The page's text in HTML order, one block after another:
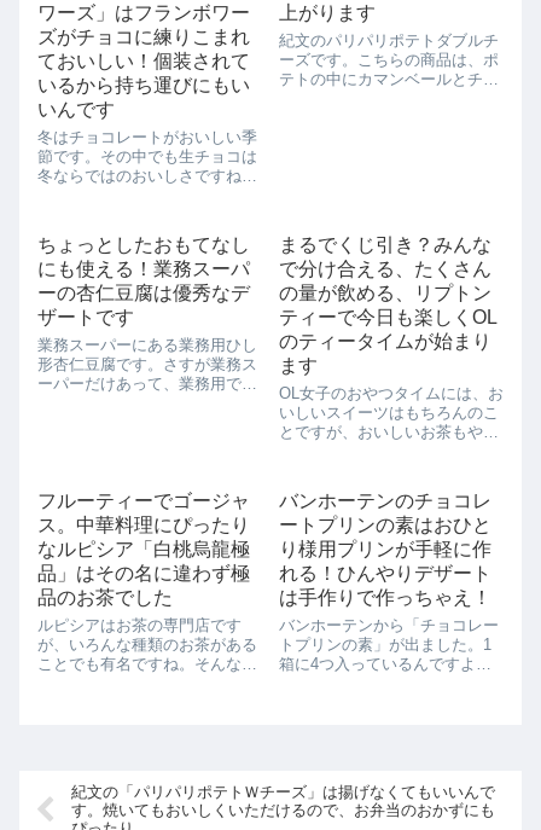
ワーズ」はフランボワー
ズがチョコに練りこまれ
ておいしい！個装されて
いるから持ち運びにもい
いんです
冬はチョコレートがおいしい季
節です。その中でも生チョコは
冬ならではのおいしさですね。
ーズ」をローソンで買ってみま
した。見てください！箱がこん
な感じに引き出せるようになっ
ているんです。ち...
上がります
紀文のパリパリポテトダブルチ
ーズです。こちらの商品は、ポ
テトの中にカマンベールとチェ
ちょっとしたおもてなし
にも使える！業務スーパ
ーの杏仁豆腐は優秀なデ
ザートです
業務スーパーにある業務用ひし
形杏仁豆腐です。さすが業務ス
ーパーだけあって、業務用です
いだけという誰で...
まるでくじ引き？みんな
で分け合える、たくさん
の量が飲める、リプトン
ティーで今日も楽しくOL
のティータイムが始まり
ます
OL女子のおやつタイムには、お
いしいスイーツはもちろんのこ
とですが、おいしいお茶もやっ
つけてしまいました。横から見
た図。上から見た図。ここから
わかるようにほぼ正方形なんで
す。もうこの缶...
フルーティーでゴージャ
ス。中華料理にぴったり
なルピシア「白桃烏龍極
品」はその名に違わず極
品のお茶でした
ルピシアはお茶の専門店です
が、いろんな種類のお茶がある
ことでも有名ですね。そんなル
術館でオリジナルテ...
バンホーテンのチョコレ
ートプリンの素はおひと
り様用プリンが手軽に作
れる！ひんやりデザート
は手作りで作っちゃえ！
バンホーテンから「チョコレー
トプリンの素」が出ました。1
箱に4つ入っているんですよ。
るのでおひとり様の...
紀文の「パリパリポテトＷチーズ」は揚げなくてもいいんで
す。焼いてもおいしくいただけるので、お弁当のおかずにも